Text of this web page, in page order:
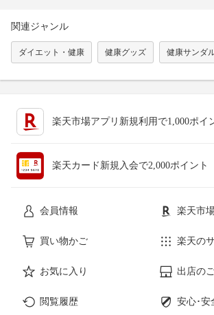
関連ジャンル
ダイエット・健康 健康グッズ 健康サンダ
楽天市場アプリ新規利用で1,000ポイ
楽天カード新規入会で2,000ポイント
会員情報 楽天市
買い物かご 楽天の
お気に入り 出店の
閲覧履歴 安心･安